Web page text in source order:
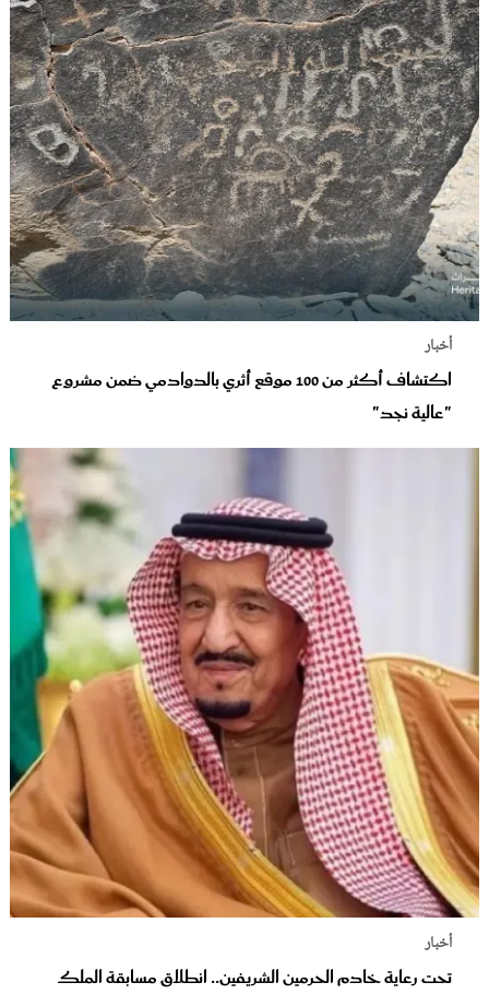
أخبار
اكتشاف أكثر من 100 موقع أثري بالدوادمي ضمن مشروع
"عالية نجد"
أخبار
تحت رعاية خادم الحرمين الشريفين.. انطلاق مسابقة الملك